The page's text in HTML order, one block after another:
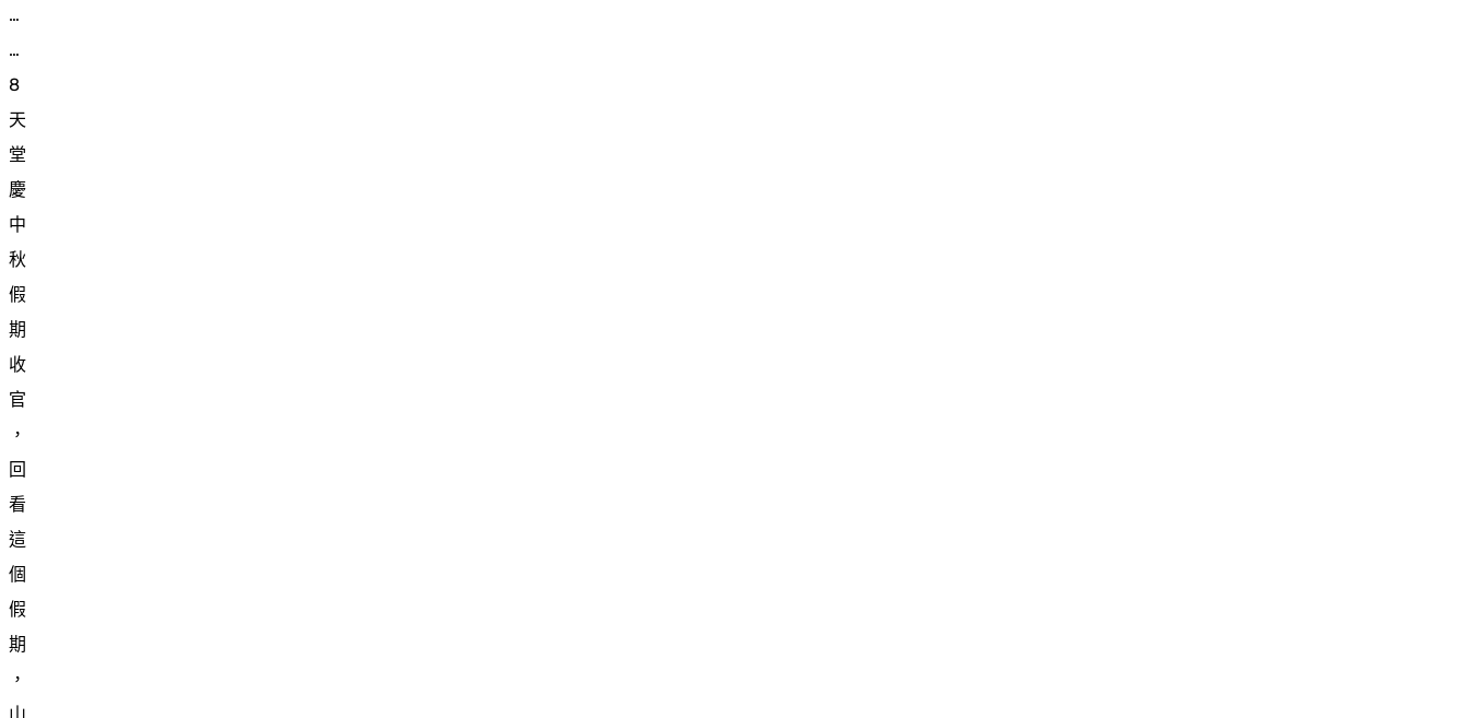
…
…
8
天
堂
慶
中
秋
假
期
收
官
，
回
看
這
個
假
期
，
山